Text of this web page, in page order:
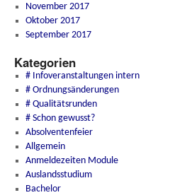
November 2017
Oktober 2017
September 2017
Kategorien
# Infoveranstaltungen intern
# Ordnungsänderungen
# Qualitätsrunden
# Schon gewusst?
Absolventenfeier
Allgemein
Anmeldezeiten Module
Auslandsstudium
Bachelor